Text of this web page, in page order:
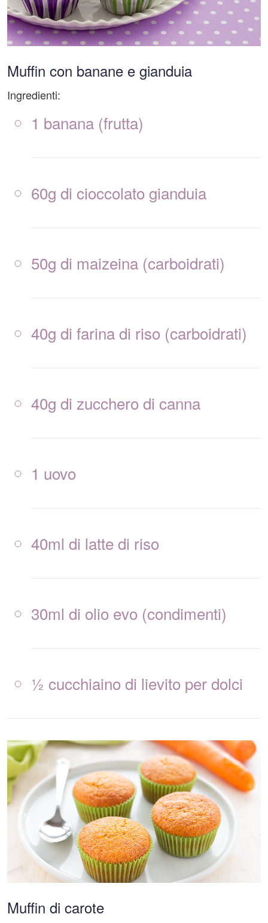
Muffin con banane e gianduia
Ingredienti:
1 banana (frutta)
60g di cioccolato gianduia
50g di maizeina (carboidrati)
40g di farina di riso (carboidrati)
40g di zucchero di canna
1 uovo
40ml di latte di riso
30ml di olio evo (condimenti)
½ cucchiaino di lievito per dolci
Muffin di carote